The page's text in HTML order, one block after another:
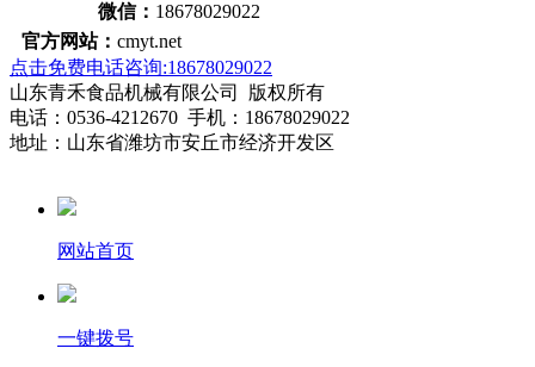
微信： 18678029022
官方网站： cmyt.net
点击免费电话咨询:18678029022
山东青禾食品机械有限公司 版权所有
电话：0536-4212670 手机：18678029022
地址：山东省潍坊市安丘市经济开发区
网站首页
一键拨号